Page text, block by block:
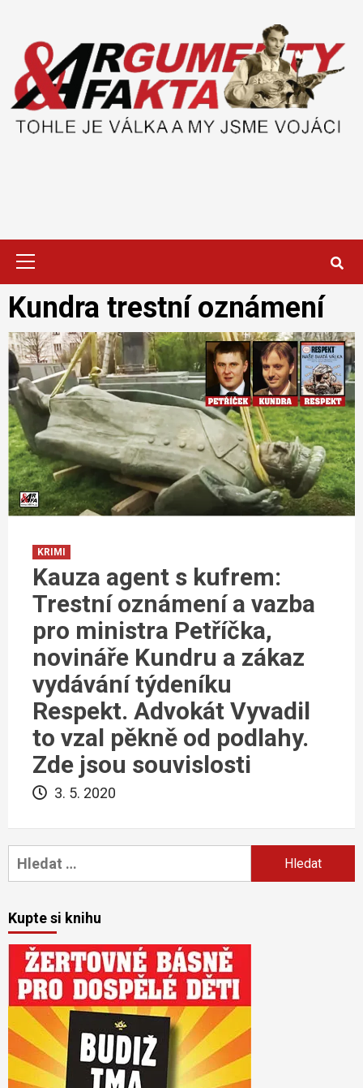
content
Primary
Kundra trestní oznámení
KRIMI
Kauza agent s kufrem:
Trestní oznámení a vazba
pro ministra Petříčka,
novináře Kundru a zákaz
vydávání týdeníku
Respekt. Advokát Vyvadil
to vzal pěkně od podlahy.
Zde jsou souvislosti
3. 5. 2020
Vyhledávání
Kupte si knihu